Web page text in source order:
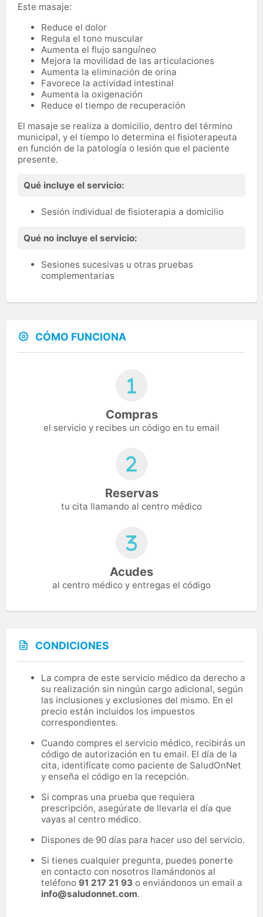
Este masaje:
Reduce el dolor
Regula el tono muscular
Aumenta el flujo sanguíneo
Mejora la movilidad de las articulaciones
Aumenta la eliminación de orina
Favorece la actividad intestinal
Aumenta la oxigenación
Reduce el tiempo de recuperación
El masaje se realiza a domicilio, dentro del término
municipal, y el tiempo lo determina el fisioterapeuta
en función de la patología o lesión que el paciente
presente.
Qué incluye el servicio:
Sesión individual de fisioterapia a domicilio
Qué no incluye el servicio:
Sesiones sucesivas u otras pruebas
complementarias
CÓMO FUNCIONA
Compras
el servicio y recibes un código en tu email
Reservas
tu cita llamando al centro médico
Acudes
al centro médico y entregas el código
CONDICIONES
La compra de este servicio médico da derecho a
su realización sin ningún cargo adicional, según
las inclusiones y exclusiones del mismo. En el
precio están incluidos los impuestos
correspondientes.
Cuando compres el servicio médico, recibirás un
código de autorización en tu email. El día de la
cita, identifícate como paciente de SaludOnNet
y enseña el código en la recepción.
Si compras una prueba que requiera
prescripción, asegúrate de llevarla el día que
vayas al centro médico.
Dispones de 90 días para hacer uso del servicio.
Si tienes cualquier pregunta, puedes ponerte
en contacto con nosotros llamándonos al
teléfono 91 217 21 93 o enviándonos un email a
info@saludonnet.com.